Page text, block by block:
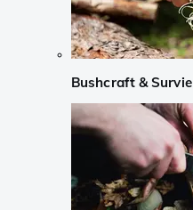
Bushcraft & Survie